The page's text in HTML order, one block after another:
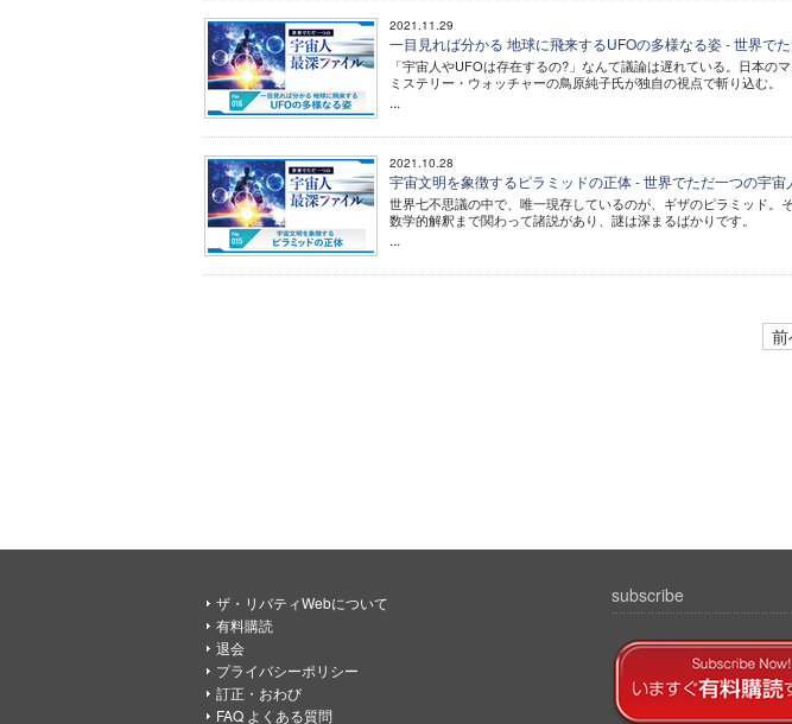
2021.11.29
一目見れば分かる 地球に飛来するUFOの多様なる姿 - 世界で
「宇宙人やUFOは存在するの?」なんて議論は遅れている。日本の
ミステリー・ウォッチャーの鳥原純子氏が独自の視点で斬り込む。
...
2021.10.28
宇宙文明を象徴するピラミッドの正体 - 世界でただ一つの宇宙
世界七不思議の中で、唯一現存しているのが、ギザのピラミッド。
数学的解釈まで関わって諸説があり、謎は深まるばかりです。
...
ザ・リバティWebについて
有料購読
退会
プライバシーポリシー
訂正・おわび
FAQ よくある質問
subscribe